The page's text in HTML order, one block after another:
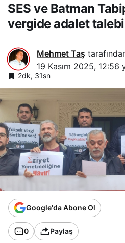
SES ve Batman
vergide adalet talebi
Mehmet Taş
19 Kasım 2025, 12:56
2dk, 31sn
Google'da Abone Ol
0 Paylaş